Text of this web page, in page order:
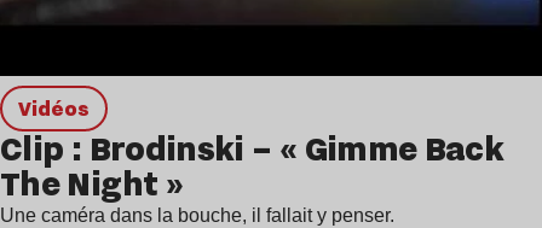
Vidéos
Clip : Brodinski – « Gimme Back
The Night »
Une caméra dans la bouche, il fallait y penser.